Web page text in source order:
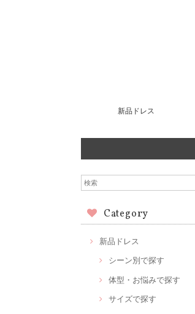
新品ドレス
Category
新品ドレス
シーン別で探す
体型・お悩みで探す
サイズで探す